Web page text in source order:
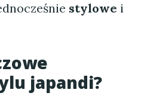
stylowe i
japandi?